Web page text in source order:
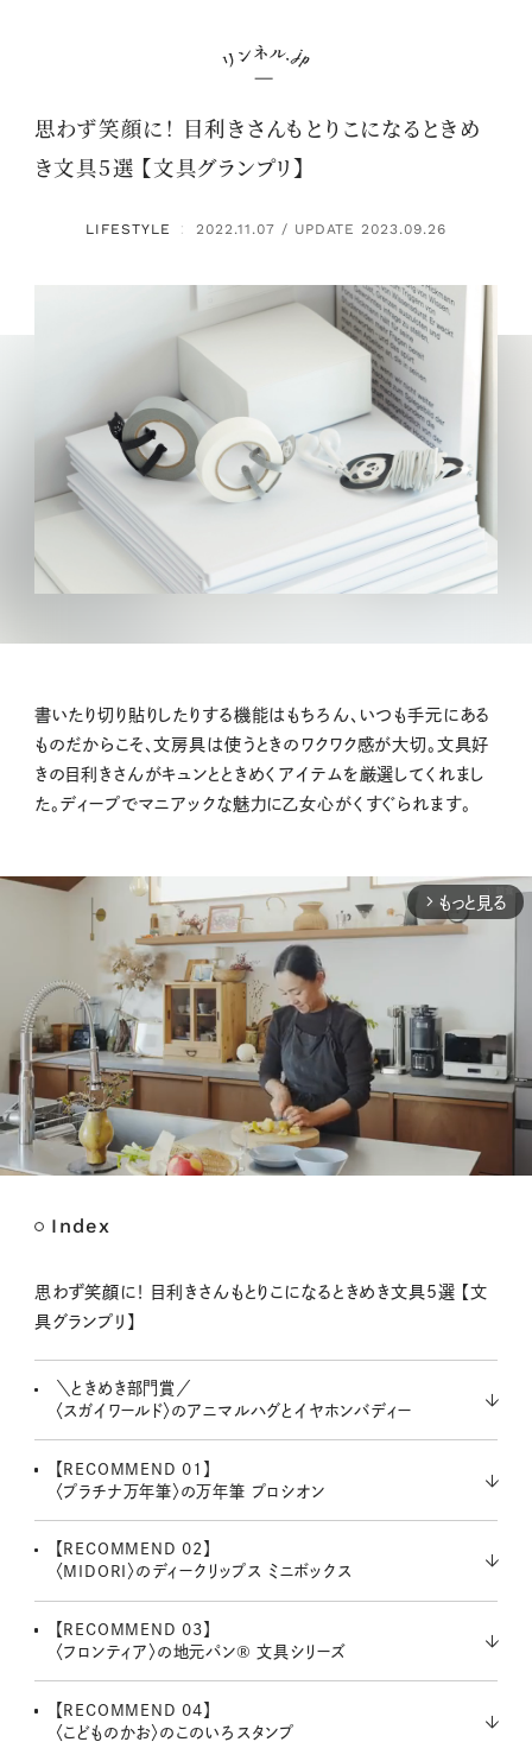
思わず笑顔に！ 目利きさんもとりこになるときめ
き文具5選 【文具グランプリ】
LIFESTYLE ： 2022.11.07 / UPDATE 2023.09.26
書いたり切り貼りしたりする機能はもちろん、いつも手元にある
ものだからこそ、文房具は使うときのワクワク感が大切。文具好
きの目利きさんがキュンとときめくアイテムを厳選してくれまし
た。ディープでマニアックな魅力に乙女心がくすぐられます。
arrow_forward_ios もっと見る
t
Index
思わず笑顔に！ 目利きさんもとりこになるときめき文具5選 【文
具グランプリ】
＼ときめき部門賞／
〈スガイワールド〉のアニマルハグとイヤホンバディー
【RECOMMEND 01】
〈プラチナ万年筆〉の万年筆 プロシオン
【RECOMMEND 02】
〈MIDORI〉のディークリップス ミニボックス
【RECOMMEND 03】
〈フロンティア〉の地元パン® 文具シリーズ
【RECOMMEND 04】
〈こどものかお〉のこのいろスタンプ